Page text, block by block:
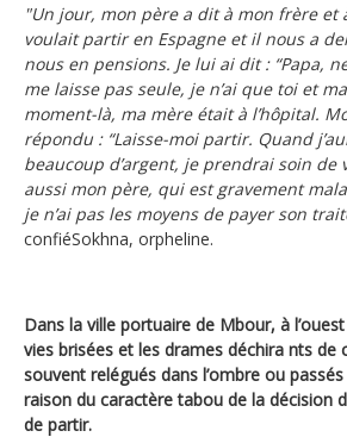
"Un jour, mon père a dit à mon frère et
voulait partir en Espagne et il nous a
nous en pensions. Je lui ai dit : “Papa,
me laisse pas seule, je n’ai que toi et
moment-là, ma mère était à l’hôpital.
répondu : “Laisse-moi partir. Quand
beaucoup d’argent, je prendrai soin de
aussi mon père, qui est gravement
je n’ai pas les moyens de payer son
confiéSokhna, orpheline.
Dans la ville portuaire de Mbour, à
vies brisées et les drames déchira nts de
souvent relégués dans l’ombre ou
raison du caractère tabou de la décision
de partir.